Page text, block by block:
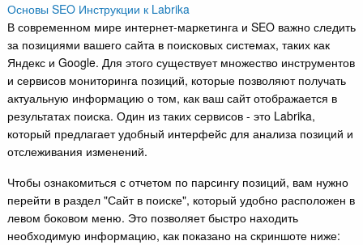
Основы SEO Инструкции к Labrika
В современном мире интернет-маркетинга и SEO важно следить
за позициями вашего сайта в поисковых системах, таких как
Яндекс и Google. Для этого существует множество инструментов
и сервисов мониторинга позиций, которые позволяют получать
актуальную информацию о том, как ваш сайт отображается в
результатах поиска. Один из таких сервисов - это Labrika,
который предлагает удобный интерфейс для анализа позиций и
отслеживания изменений.
Чтобы ознакомиться с отчетом по парсингу позиций, вам нужно
перейти в раздел "Сайт в поиске", который удобно расположен в
левом боковом меню. Это позволяет быстро находить
необходимую информацию, как показано на скриншоте ниже: